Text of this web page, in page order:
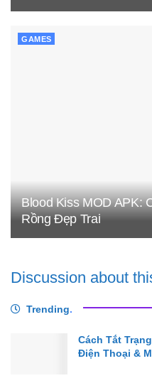
GAMES
Blood Kiss MOD APK:
Rồng Đẹp Trai
Discussion about
Trending.
Cách Tắt
Điện Thoại &